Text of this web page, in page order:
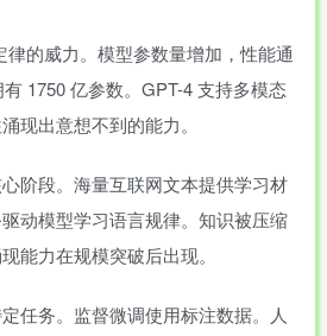
的威力。模型参数量增加，性能通
1750 亿参数。GPT-4 支持多模态
现出意想不到的能力。
阶段。海量互联网文本提供学习材
动模型学习语言规律。知识被压缩
能力在规模突破后出现。
任务。监督微调使用标注数据。人